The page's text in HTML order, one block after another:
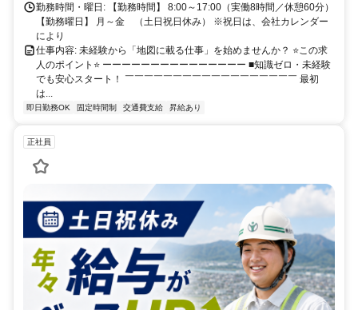
勤務時間・曜日: 【勤務時間】 8:00～17:00（実働8時間／休憩60分）
【勤務曜日】 月～金 （土日祝日休み） ※祝日は、会社カレンダー
により
仕事内容: 未経験から「地図に載る仕事」を始めませんか？ ⭐この求
人のポイント⭐ ーーーーーーーーーーーーーーー ■知識ゼロ・未経験
でも安心スタート！ ￣￣￣￣￣￣￣￣￣￣￣￣￣￣￣￣￣￣ 最初
は...
即日勤務OK 固定時間制 交通費支給 昇給あり
正社員